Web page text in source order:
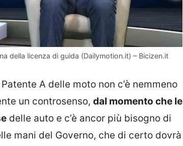
della licenza di guida (Dailymotion.it) – Bicizen.it
A delle moto non c’è nemmeno
un controsenso, dal momento che le
delle auto e c’è ancor più bisogno di
mani del Governo, che di certo dovrà